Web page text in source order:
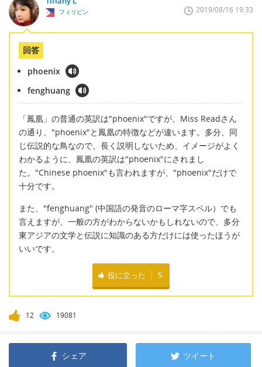
フィリピン 2019/08/16 19:33
回答
phoenix
fenghuang
「鳳凰」の普通の英訳は"phoenix"ですが、Miss Readさん
の通り、"phoenix"と鳳凰の特徴などが違います。多分、同
じ伝説的な鳥なので、長く説明しないため、イメージがよく
わかるように、鳳凰の英訳は"phoenix"にされまし
た。"Chinese phoenix"も言われますが、"phoenix"だけで
十分です。
また、"fenghuang" (中国語の発音のローマ字スペル）でも
言えますが、一般の方がわからないかもしれないので、多分
東アジアの文学と伝説に知識のある方だけには使ったほうが
いいです。
役に立った 5
12 19081
シェア ツイート